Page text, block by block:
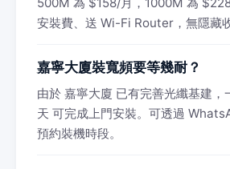
安裝費、送 Wi-Fi Router，無隱藏收
嘉寧大廈裝寬頻要等幾耐？
由於 嘉寧大廈 已有完善光纖基建
天 可完成上門安裝。可透過
預約裝機時段。